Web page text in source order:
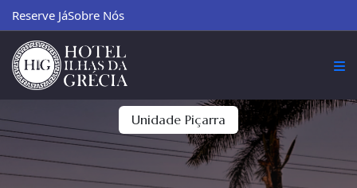
Reserve JáSobre Nós
Unidade Piçarra